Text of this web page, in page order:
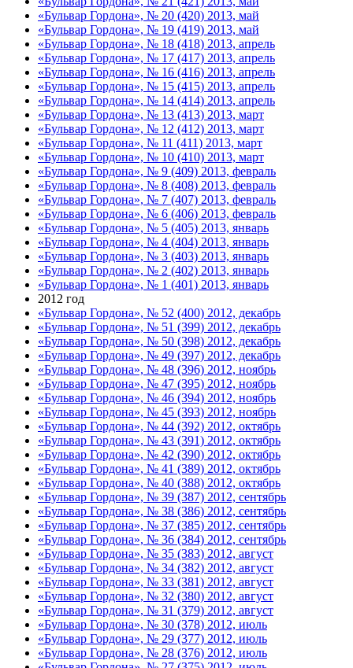
«Бульвар Гордона», № 20 (420) 2013, май
«Бульвар Гордона», № 19 (419) 2013, май
«Бульвар Гордона», № 18 (418) 2013, апрель
«Бульвар Гордона», № 17 (417) 2013, апрель
«Бульвар Гордона», № 16 (416) 2013, апрель
«Бульвар Гордона», № 15 (415) 2013, апрель
«Бульвар Гордона», № 14 (414) 2013, апрель
«Бульвар Гордона», № 13 (413) 2013, март
«Бульвар Гордона», № 12 (412) 2013, март
«Бульвар Гордона», № 11 (411) 2013, март
«Бульвар Гордона», № 10 (410) 2013, март
«Бульвар Гордона», № 9 (409) 2013, февраль
«Бульвар Гордона», № 8 (408) 2013, февраль
«Бульвар Гордона», № 7 (407) 2013, февраль
«Бульвар Гордона», № 6 (406) 2013, февраль
«Бульвар Гордона», № 5 (405) 2013, январь
«Бульвар Гордона», № 4 (404) 2013, январь
«Бульвар Гордона», № 3 (403) 2013, январь
«Бульвар Гордона», № 2 (402) 2013, январь
«Бульвар Гордона», № 1 (401) 2013, январь
2012 год
«Бульвар Гордона», № 52 (400) 2012, декабрь
«Бульвар Гордона», № 51 (399) 2012, декабрь
«Бульвар Гордона», № 50 (398) 2012, декабрь
«Бульвар Гордона», № 49 (397) 2012, декабрь
«Бульвар Гордона», № 48 (396) 2012, ноябрь
«Бульвар Гордона», № 47 (395) 2012, ноябрь
«Бульвар Гордона», № 46 (394) 2012, ноябрь
«Бульвар Гордона», № 45 (393) 2012, ноябрь
«Бульвар Гордона», № 44 (392) 2012, октябрь
«Бульвар Гордона», № 43 (391) 2012, октябрь
«Бульвар Гордона», № 42 (390) 2012, октябрь
«Бульвар Гордона», № 41 (389) 2012, октябрь
«Бульвар Гордона», № 40 (388) 2012, октябрь
«Бульвар Гордона», № 39 (387) 2012, сентябрь
«Бульвар Гордона», № 38 (386) 2012, сентябрь
«Бульвар Гордона», № 37 (385) 2012, сентябрь
«Бульвар Гордона», № 36 (384) 2012, сентябрь
«Бульвар Гордона», № 35 (383) 2012, август
«Бульвар Гордона», № 34 (382) 2012, август
«Бульвар Гордона», № 33 (381) 2012, август
«Бульвар Гордона», № 32 (380) 2012, август
«Бульвар Гордона», № 31 (379) 2012, август
«Бульвар Гордона», № 30 (378) 2012, июль
«Бульвар Гордона», № 29 (377) 2012, июль
«Бульвар Гордона», № 28 (376) 2012, июль